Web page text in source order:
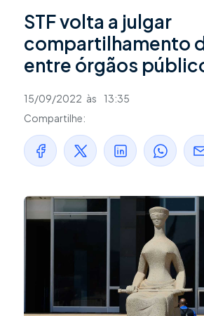
STF volta a julgar
compartilhamento
entre órgãos
15/09/2022 às
13:35
Compartilhe: